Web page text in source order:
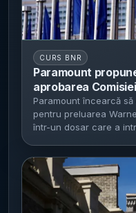
CURS BNR
Paramount
aprobarea
Warner Bros.
analiza până la 22
nu sunt publice
Paramount încearcă
pentru preluarea
într-un dosar care a